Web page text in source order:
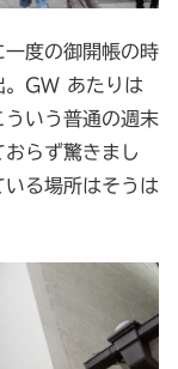
度の御開帳の時
。GW あたりは
いう普通の週末
らず驚きまし
る場所はそうは